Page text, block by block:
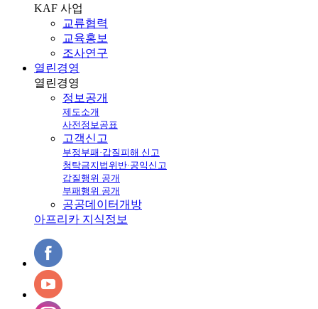
KAF 사업
교류협력
교육홍보
조사연구
열린경영
열린경영
정보공개
제도소개
사전정보공표
고객신고
부정부패·갑질피해 신고
청탁금지법위반·공익신고
갑질행위 공개
부패행위 공개
공공데이터개방
아프리카 지식정보